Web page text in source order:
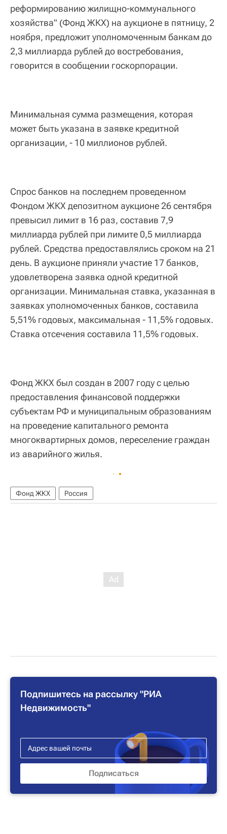
реформированию жилищно-коммунального
хозяйства" (Фонд ЖКХ) на аукционе в пятницу, 2
ноября, предложит уполномоченным банкам до
2,3 миллиарда рублей до востребования,
говорится в сообщении госкорпорации.
Минимальная сумма размещения, которая
может быть указана в заявке кредитной
организации, - 10 миллионов рублей.
Спрос банков на последнем проведенном
Фондом ЖКХ депозитном аукционе 26 сентября
превысил лимит в 16 раз, составив 7,9
миллиарда рублей при лимите 0,5 миллиарда
рублей. Средства предоставлялись сроком на 21
день. В аукционе приняли участие 17 банков,
удовлетворена заявка одной кредитной
организации. Минимальная ставка, указанная в
заявках уполномоченных банков, составила
5,51% годовых, максимальная - 11,5% годовых.
Ставка отсечения составила 11,5% годовых.
Фонд ЖКХ был создан в 2007 году с целью
предоставления финансовой поддержки
субъектам РФ и муниципальным образованиям
на проведение капитального ремонта
многоквартирных домов, переселение граждан
из аварийного жилья.
Фонд ЖКХ Россия
Подпишитесь на рассылку "РИА
Недвижимость"